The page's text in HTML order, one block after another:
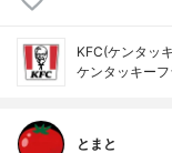
KFC(ケンタッ
ケンタッキー
とまと